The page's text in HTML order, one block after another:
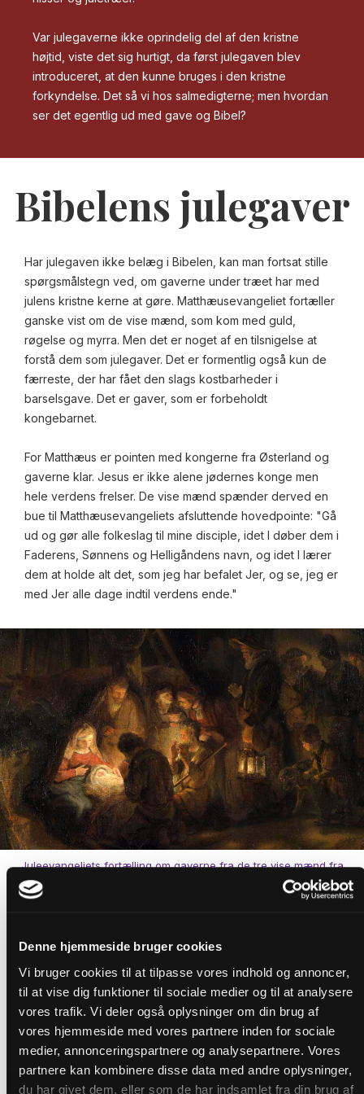
Denne hjemmeside bruger cookies
Vi bruger cookies til at tilpasse vores indhold og annoncer,
til at vise dig funktioner til sociale medier og til at analysere
vores trafik. Vi deler også oplysninger om din brug af
vores hjemmeside med vores partnere inden for sociale
medier, annonceringspartnere og analysepartnere. Vores
partnere kan kombinere disse data med andre oplysninger,
du har givet dem, eller som de har indsamlet fra din brug af
Var julegaverne ikke oprindelig del af den kristne
højtid, viste det sig hurtigt, da først julegaven blev
introduceret, at den kunne bruges i den kristne
forkyndelse. Det så vi hos salmedigterne; men hvordan
ser det egentlig ud med gave og Bibel?
Bibelens julegaver
Har julegaven ikke belæg i Bibelen, kan man fortsat stille
spørgsmålstegn ved, om gaverne under træet har med
julens kristne kerne at gøre. Matthæusevangeliet fortæller
ganske vist om de vise mænd, som kom med guld,
røgelse og myrra. Men det er noget af en tilsnigelse at
forstå dem som julegaver. Det er formentlig også kun de
færreste, der har fået den slags kostbarheder i
barselsgave. Det er gaver, som er forbeholdt
kongebarnet.
For Matthæus er pointen med kongerne fra Østerland og
gaverne klar. Jesus er ikke alene jødernes konge men
hele verdens frelser. De vise mænd spænder derved en
bue til Matthæusevangeliets afsluttende hovedpointe: "Gå
ud og gør alle folkeslag til mine disciple, idet I døber dem i
Faderens, Sønnens og Helligåndens navn, og idet I lærer
dem at holde alt det, som jeg har befalet Jer, og se, jeg er
med Jer alle dage indtil verdens ende."
Juleevangeliets fortælling om gaverne fra de tre vise mænd fra
Østerland har ikke meget med de julegaver at gøre, som ligger
under juletræet juleaften. Alligevel giver julegaverne god mening,
når vi fejrer, at Gud gav sin søn til verden. Foto: Wikimedia
Gaven som pant på
anerkendelse
Så selv om de vise mænds gaver ikke var julegaver, er de